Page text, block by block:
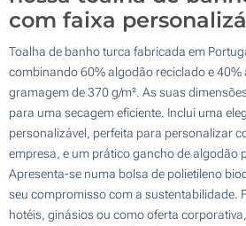
com faixa
Toalha de banho turca fabricada em
combinando 60% algodão reciclado e
gramagem de 370 g/m². As suas
para uma secagem eficiente. Inclui uma
personalizável, perfeita para personalizar
empresa, e um prático gancho de algodão
Apresenta-se numa bolsa de polietileno
seu compromisso com a sustentabilidade.
hotéis, ginásios ou como oferta